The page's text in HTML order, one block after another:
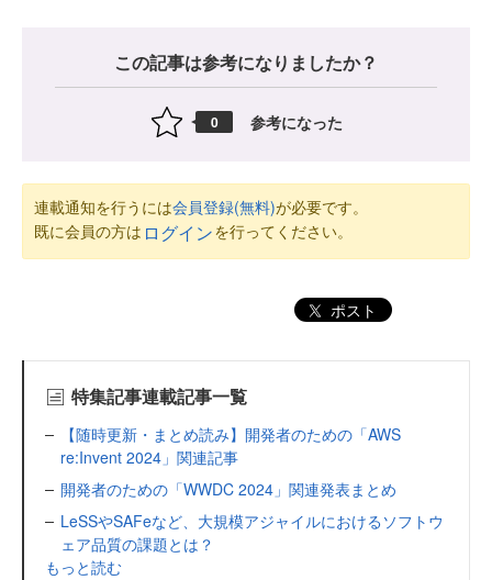
この記事は参考になりましたか？
0 参考になった
連載通知を行うには会員登録(無料)が必要です。
既に会員の方は ログインを行ってください。
ポスト
特集記事連載記事一覧
【随時更新・まとめ読み】開発者のための「AWS
re:Invent 2024」関連記事
開発者のための「WWDC 2024」関連発表まとめ
LeSSやSAFeなど、大規模アジャイルにおけるソフトウ
ェア品質の課題とは？
もっと読む